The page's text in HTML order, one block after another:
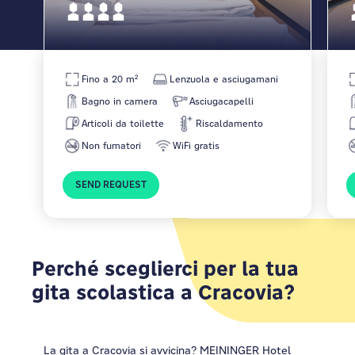
Fino a 20 m²
Lenzuola e asciugamani
Bagno in camera
Asciugacapelli
Articoli da toilette
Riscaldamento
Non fumatori
WiFi gratis
SEND REQUEST
Perché sceglierci per la tua
gita scolastica a Cracovia?
La gita a Cracovia si avvicina? MEININGER Hotel